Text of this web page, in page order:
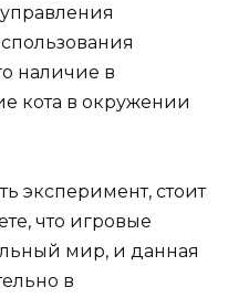
наличие в
кота в окружении
эксперимент, стоит
что игровые
мир, и данная
в